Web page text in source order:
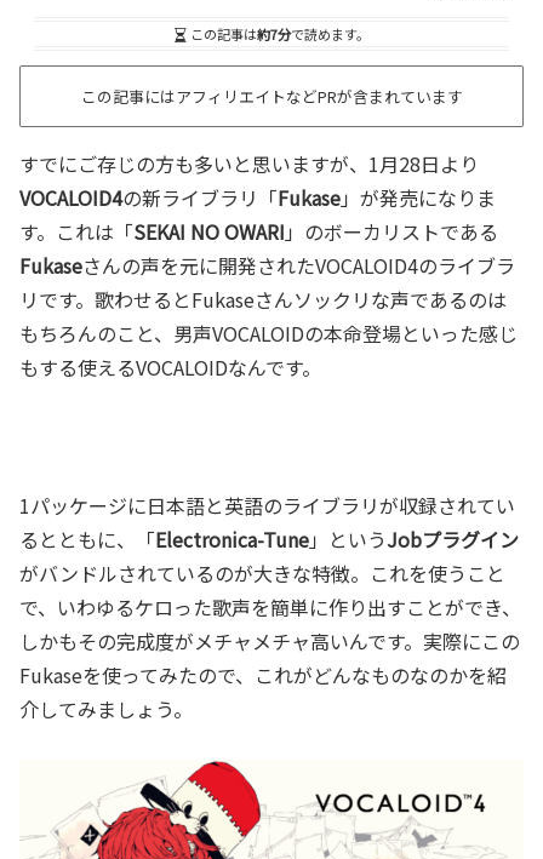
この記事は約7分で読めます。
この記事にはアフィリエイトなどPRが含まれています
すでにご存じの方も多いと思いますが、1月28日より
VOCALOID4の新ライブラリ「Fukase」が発売になりま
す。これは「SEKAI NO OWARI 」のボーカリストである
Fukaseさんの声を元に開発されたVOCALOID4のライブラ
リです。歌わせるとFukaseさんソックリな声であるのは
もちろんのこと、男声VOCALOIDの本命登場といった感じ
もする使えるVOCALOIDなんです。
1パッケージに日本語と英語のライブラリが収録されてい
るとともに、「Electronica-Tune」というJobプラグイン
がバンドルされているのが大きな特徴。これを使うこと
で、いわゆるケロった歌声を簡単に作り出すことができ、
しかもその完成度がメチャメチャ高いんです。実際にこの
Fukaseを使ってみたので、これがどんなものなのかを紹
介してみましょう。